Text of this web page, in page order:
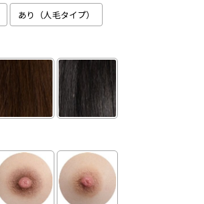
あり（人毛タイプ）